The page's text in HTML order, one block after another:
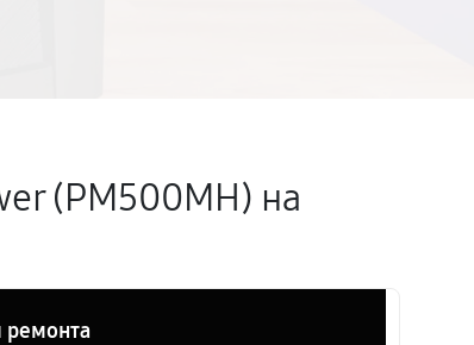
(PM500MH) на